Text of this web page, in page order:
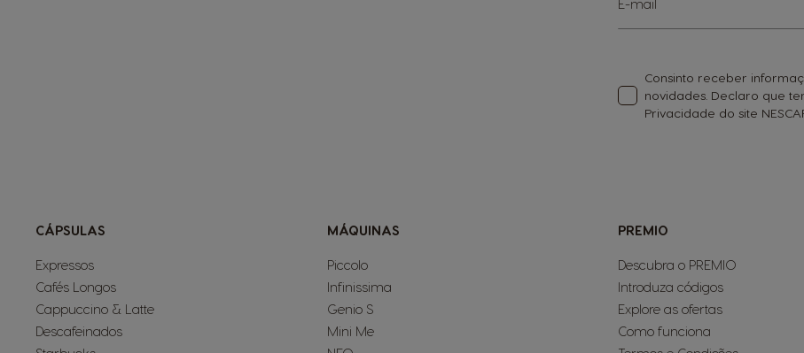
a
nossa
E-mail
Consinto receber
novidades. Declaro que
Privacidade do site
CÁPSULAS
Expressos
Cafés Longos
Cappuccino & Latte
Descafeinados
MÁQUINAS
Piccolo
Infinissima
Genio S
Mini Me
PREMIO
Descubra o PREMIO
Introduza códigos
Explore as ofertas
Como funciona